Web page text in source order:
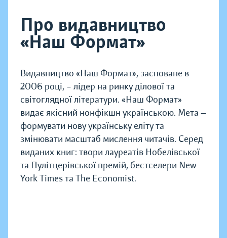
Про видавництво
«Наш Формат»
Видавництво «Наш Формат», засноване в
2006 році, – лідер на ринку ділової та
світоглядної літератури. «Наш Формат»
видає якісний нонфікшн українською. Мета —
формувати нову українську еліту та
змінювати масштаб мислення читачів. Серед
виданих книг: твори лауреатів Нобелівської
та Пулітцерівської премій, бестселери New
York Times та The Economist.